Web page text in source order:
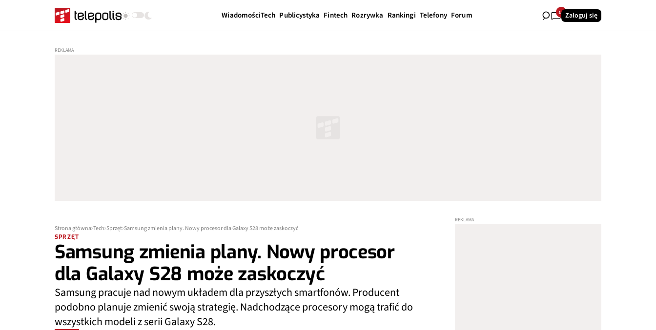
WiadomościTech Publicystyka Fintech Rozrywka Rankingi Telefony Forum 11Zaloguj się
Strona główna Tech Sprzęt Samsung zmienia plany. Nowy procesor dla Galaxy S28 może zaskoczyć
SPRZĘT
Samsung zmienia plany. Nowy procesor
dla Galaxy S28 może zaskoczyć
Samsung pracuje nad nowym układem dla przyszłych smartfonów. Producent
podobno planuje zmienić swoją strategię. Nadchodzące procesory mogą trafić do
wszystkich modeli z serii Galaxy S28.